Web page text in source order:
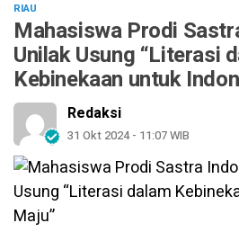
RIAU
Mahasiswa Prodi
Unilak Usung “Literasi
Kebinekaan untuk
Redaksi
31 Okt 2024 - 11:07 WIB